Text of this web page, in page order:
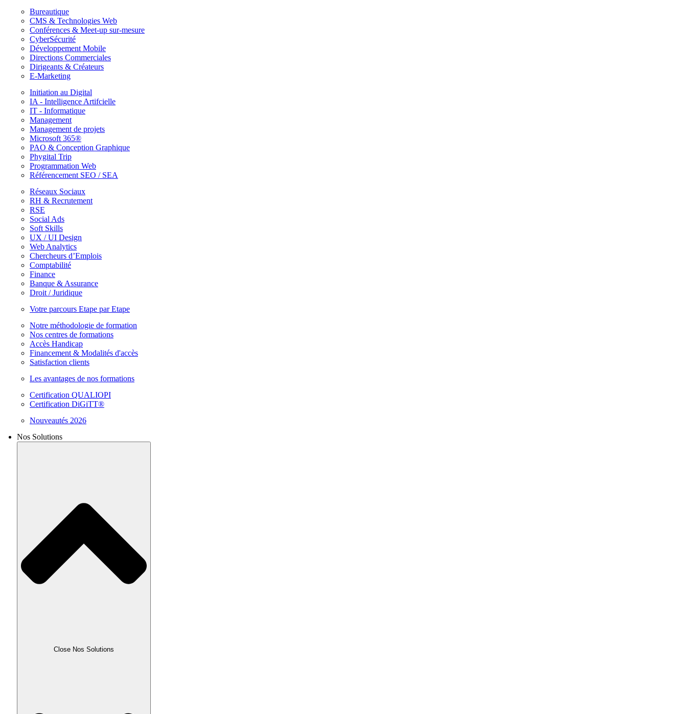
Bureautique
CMS & Technologies Web
Conférences & Meet-up sur-mesure
CyberSécurité
Développement Mobile
Directions Commerciales
Dirigeants & Créateurs
E-Marketing
Initiation au Digital
IA - Intelligence Artifcielle
IT - Informatique
Management
Management de projets
Microsoft 365®
PAO & Conception Graphique
Phygital Trip
Programmation Web
Référencement SEO / SEA
Réseaux Sociaux
RH & Recrutement
RSE
Social Ads
Soft Skills
UX / UI Design
Web Analytics
Chercheurs d’Emplois
Comptabilité
Finance
Banque & Assurance
Droit / Juridique
Votre parcours Etape par Etape
Notre méthodologie de formation
Nos centres de formations
Accès Handicap
Financement & Modalités d'accès
Satisfaction clients
Les avantages de nos formations
Certification QUALIOPI
Certification DiGiTT®
Nouveautés 2026
Nos Solutions
Close Nos Solutions